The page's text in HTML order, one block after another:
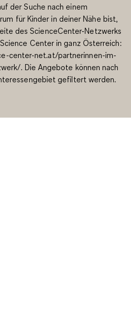
der Suche nach einem
für Kinder in deiner Nähe bist,
des ScienceCenter-Netzwerks
Center in ganz Österreich:
center-net.at/partnerinnen-im-
. Die Angebote können nach
gefiltert werden.